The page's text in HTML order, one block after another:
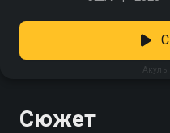
Акулы
Сюжет